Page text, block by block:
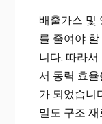
배출가스 및
를 줄여야
니다. 따라
서 동력 효
가 되었습니
밀도 구조